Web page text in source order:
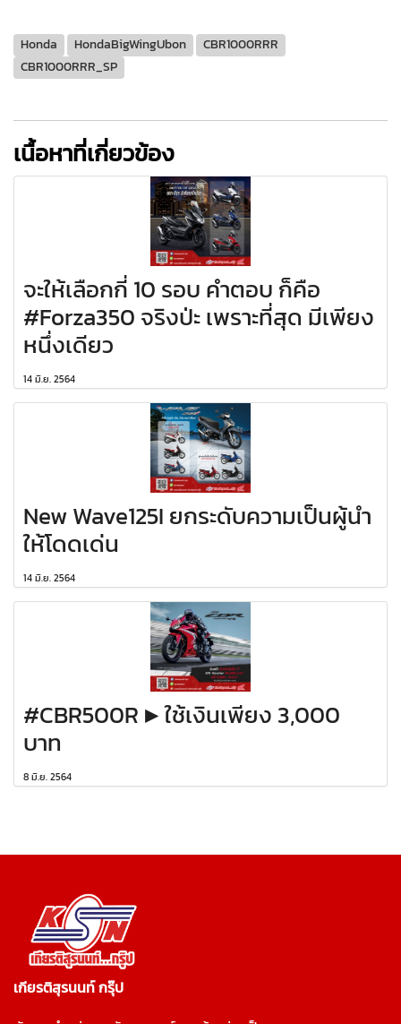
Honda HondaBigWingUbon
CBR1000RRR
CBR1000RRR_SP
เนื้อหาที่เกี่ยวข้อง
จะให้เลือกกี่ 10 รอบ คำตอบ ก็คือ
#Forza350 จริงป่ะ เพราะที่สุด มีเพียง
หนึ่งเดียว
14 มิ.ย. 2564
New Wave125I ยกระดับความเป็นผู้นำ
ให้โดดเด่น
14 มิ.ย. 2564
#CBR500R ▶️ ใช้เงินเพียง 3,000
บาท
8 มิ.ย. 2564
เกียรติสุรนนท์ กรุ๊ป